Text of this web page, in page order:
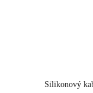
Silikonový